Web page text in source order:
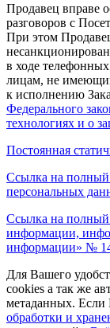
Продавец вправе
разговоров с
При этом
в ходе
лицам, не
к исполнению
Федерального
технологиях и о
Постоянная
Ссылка на полный
персональных
Ссылка на полный
информации,
информации» №
Для Вашего
cookies а так же
метаданных. Если
обработки и